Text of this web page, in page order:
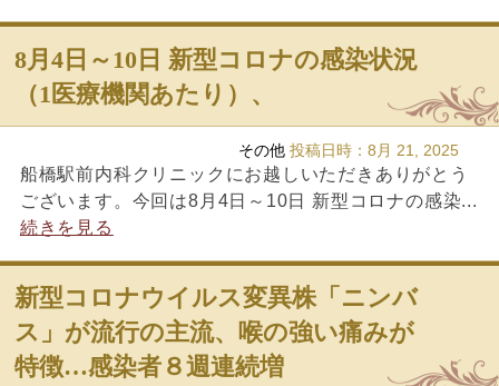
8月4日～10日 新型コロナの感染状況
（1医療機関あたり）、
その他 投稿日時：8月 21, 2025
船橋駅前内科クリニックにお越しいただきありがとう
ございます。今回は8月4日～10日 新型コロナの感染...
続きを見る
新型コロナウイルス変異株「ニンバ
ス」が流行の主流、喉の強い痛みが
特徴…感染者８週連続増